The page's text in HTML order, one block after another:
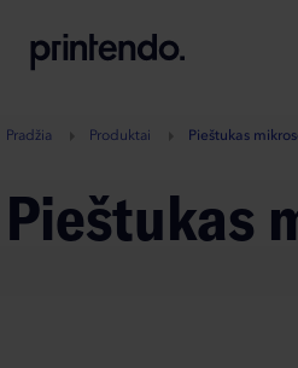
A
Pradžia Produktai Pieštukas